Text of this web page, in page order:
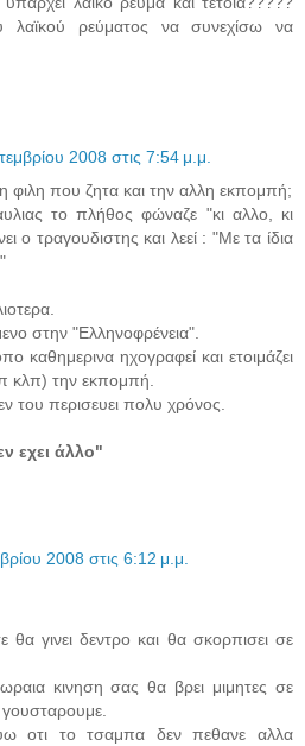
λαϊκού ρεύματος να συνεχίσω να
2008 στις 7:54 μ.μ.
η φιλη που ζητα και την αλλη εκπομπή;
το πλήθος φώναζε "κι αλλο, κι
ο τραγουδιστης και λεεί : "Με τα ίδια
στην "Ελληνοφρένεια".
καθημερινα ηχογραφεί και ετοιμάζει
κλπ) την εκπομπή.
του περισευει πολυ χρόνος.
εχει άλλο"
2008 στις 6:12 μ.μ.
γινει δεντρο και θα σκορπισει σε
κινηση σας θα βρει μιμητες σε
οτι το τσαμπα δεν πεθανε αλλα